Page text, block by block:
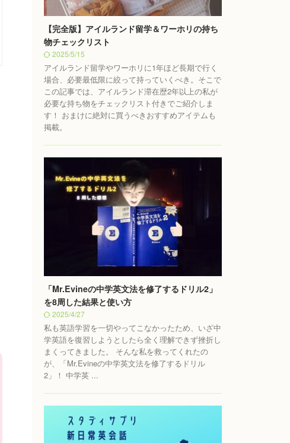
【完全版】アイルランド留学＆ワーホリの持ち
物チェックリスト
2025/5/15
アイルランド留学やワーホリに1年ほど長期で行く
場合、必要最低限に絞って持っていくべき。そこで
この記事では、アイルランド滞在歴2年以上の私が
必要な持ち物をチェックリスト付きでご紹介しま
す！ おまけに絶対に買うべきおすすめアイテムも
掲載。
「Mr.Evineの中学英文法を修了するドリル2」
を8周した結果と使い方
2025/4/27
私も英語学習を一切やってこなかったため、いざ中
学英語を復習しようとしたら全く理解できず挫折し
まくってきました。 そんな私を救ってくれたの
が、「Mr.Evineの中学英文法を修了するドリル
2」！ 中学英 ...